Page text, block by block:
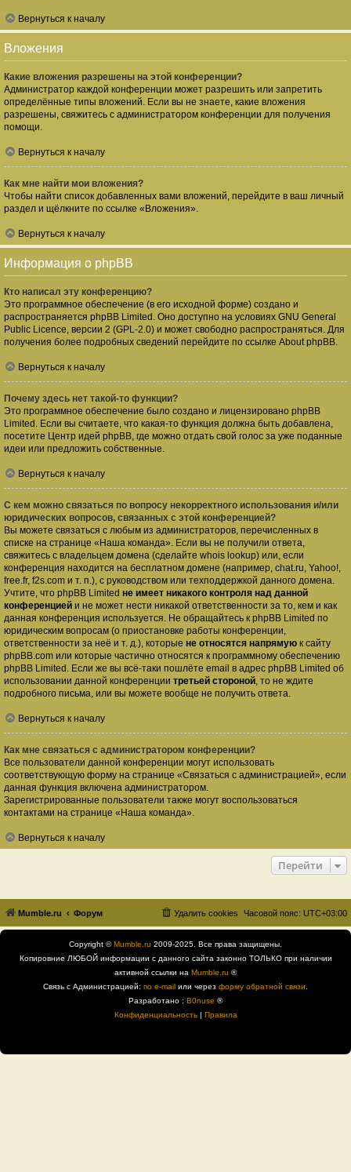
Вернуться к началу
Вложения
Какие вложения разрешены на этой конференции?
Администратор каждой конференции может разрешить или запретить
определённые типы вложений. Если вы не знаете, какие вложения
разрешены, свяжитесь с администратором конференции для получения
помощи.
Вернуться к началу
Как мне найти мои вложения?
Чтобы найти список добавленных вами вложений, перейдите в ваш личный
раздел и щёлкните по ссылке «Вложения».
Вернуться к началу
Информация о phpBB
Кто написал эту конференцию?
Это программное обеспечение (в его исходной форме) создано и
распространяется phpBB Limited . Оно доступно на условиях GNU General
Public Licence, версии 2 (GPL-2.0) и может свободно распространяться. Для
получения более подробных сведений перейдите по ссылке About phpBB.
Вернуться к началу
Почему здесь нет такой-то функции?
Это программное обеспечение было создано и лицензировано phpBB
Limited. Если вы считаете, что какая-то функция должна быть добавлена,
посетите Центр идей phpBB, где можно отдать свой голос за уже поданные
идеи или предложить собственные.
Вернуться к началу
С кем можно связаться по вопросу некорректного использования и/или
юридических вопросов, связанных с этой конференцией?
Вы можете связаться с любым из администраторов, перечисленных в
списке на странице «Наша команда». Если вы не получили ответа,
свяжитесь с владельцем домена (сделайте whois lookup) или, если
конференция находится на бесплатном домене (например, chat.ru, Yahoo!,
free.fr, f2s.com и т. п.), с руководством или техподдержкой данного домена.
Учтите, что phpBB Limited не имеет никакого контроля над данной
конференцией и не может нести никакой ответственности за то, кем и как
данная конференция используется. Не обращайтесь к phpBB Limited по
юридическим вопросам (о приостановке работы конференции,
ответственности за неё и т. д.), которые не относятся напрямую к сайту
phpBB.com или которые частично относятся к программному обеспечению
phpBB Limited. Если же вы всё-таки пошлёте email в адрес phpBB Limited об
использовании данной конференции третьей стороной, то не ждите
подробного письма, или вы можете вообще не получить ответа.
Вернуться к началу
Как мне связаться с администратором конференции?
Все пользователи данной конференции могут использовать
соответствующую форму на странице «Связаться с администрацией», если
данная функция включена администратором.
Зарегистрированные пользователи также могут воспользоваться
контактами на странице «Наша команда».
Вернуться к началу
Перейти
Mumble.ru Форум Часовой пояс: UTC+03:00
Удалить cookies
Copyright ©Mumble.ru 2009-2025. Все права защищены.
Копировние ЛЮБОЙ информации с данного сайта законно ТОЛЬКО при наличии
активной ссылки на Mumble.ru ®
Связь с Администрацией: по e-mail или через форму обратной связи
Разработано : B0nuse ®
Конфиденциальность| Правила